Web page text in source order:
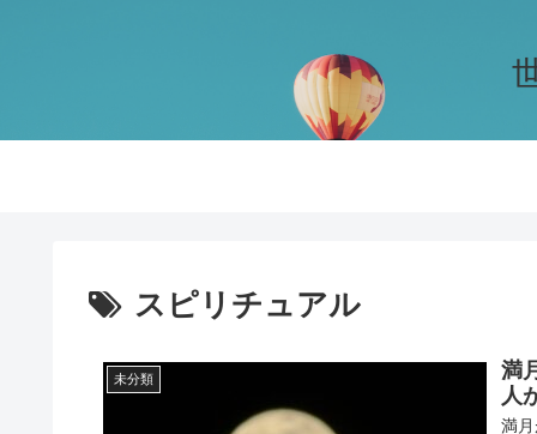
スピリチュアル
未分類
満
人
満